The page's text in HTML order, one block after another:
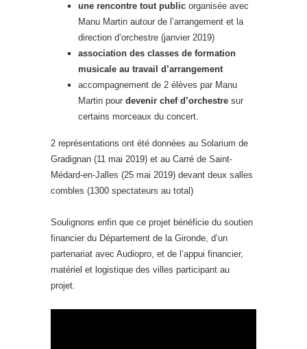
une rencontre tout public organisée avec
Manu Martin autour de l’arrangement et la
direction d’orchestre (janvier 2019)
association des classes de formation
musicale au travail d’arrangement
accompagnement de 2 élèves par Manu
Martin pour devenir chef d’orchestre sur
certains morceaux du concert.
2 représentations ont été données au Solarium de
Gradignan (11 mai 2019) et au Carré de Saint-
Médard-en-Jalles (25 mai 2019) devant deux salles
combles (1300 spectateurs au total)
Soulignons enfin que ce projet bénéficie du soutien
financier du Département de la Gironde, d’un
partenariat avec Audiopro, et de l’appui financier,
matériel et logistique des villes participant au
projet.